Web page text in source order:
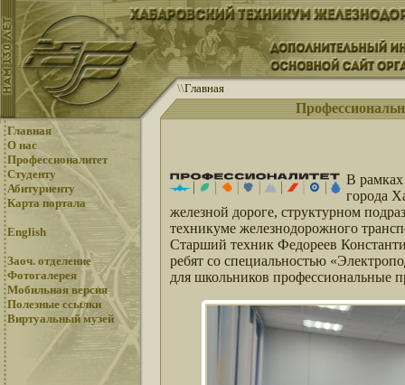
\\Главная
Главная
О нас
Профессионалитет
Студенту
Абитуриенту
Карта портала
English
Заоч. отделение
Фотогалерея
Мобильная версия
Полезные ссылки
Виртуальный музей
В
города
железной дороге, структурном
техникуме железнодорожного
Старший техник Федореев
ребят со специальностью
для школьников профессиональные